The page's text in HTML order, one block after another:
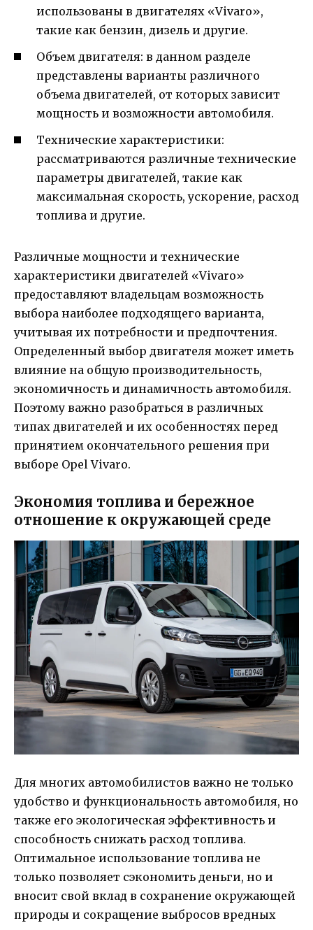
использованы в двигателях «Vivaro»,
такие как бензин, дизель и другие.
Объем двигателя: в данном разделе
представлены варианты различного
объема двигателей, от которых зависит
мощность и возможности автомобиля.
Технические характеристики:
рассматриваются различные технические
параметры двигателей, такие как
максимальная скорость, ускорение, расход
топлива и другие.
Различные мощности и технические
характеристики двигателей «Vivaro»
предоставляют владельцам возможность
выбора наиболее подходящего варианта,
учитывая их потребности и предпочтения.
Определенный выбор двигателя может иметь
влияние на общую производительность,
экономичность и динамичность автомобиля.
Поэтому важно разобраться в различных
типах двигателей и их особенностях перед
принятием окончательного решения при
выборе Opel Vivaro.
Экономия топлива и бережное
отношение к окружающей среде
Для многих автомобилистов важно не только
удобство и функциональность автомобиля, но
также его экологическая эффективность и
способность снижать расход топлива.
Оптимальное использование топлива не
только позволяет сэкономить деньги, но и
вносит свой вклад в сохранение окружающей
природы и сокращение выбросов вредных